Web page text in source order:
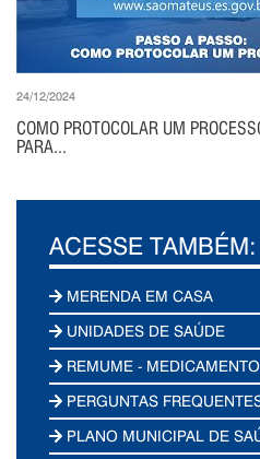
24/12/2024
COMO PROTOCOLAR UM
PARA...
ACESSE TAMBÉM:
MERENDA EM CASA
UNIDADES DE SAÚDE
REMUME -
PERGUNTAS
PLANO MUNICIPAL DE